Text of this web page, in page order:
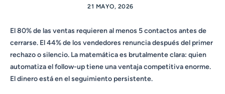
21 MAYO, 2026
El 80% de las ventas requieren al menos 5 contactos antes de
cerrarse. El 44% de los vendedores renuncia después del primer
rechazo o silencio. La matemática es brutalmente clara: quien
automatiza el follow-up tiene una ventaja competitiva enorme.
El dinero está en el seguimiento persistente.